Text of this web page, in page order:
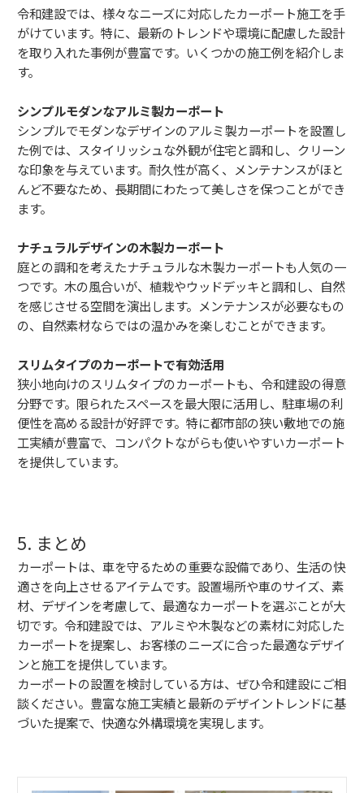
令和建設では、様々なニーズに対応したカーポート施工を手
がけています。特に、最新のトレンドや環境に配慮した設計
を取り入れた事例が豊富です。いくつかの施工例を紹介しま
す。
シンプルモダンなアルミ製カーポート
シンプルでモダンなデザインのアルミ製カーポートを設置し
た例では、スタイリッシュな外観が住宅と調和し、クリーン
な印象を与えています。耐久性が高く、メンテナンスがほと
んど不要なため、長期間にわたって美しさを保つことができ
ます。
ナチュラルデザインの木製カーポート
庭との調和を考えたナチュラルな木製カーポートも人気の一
つです。木の風合いが、植栽やウッドデッキと調和し、自然
を感じさせる空間を演出します。メンテナンスが必要なもの
の、自然素材ならではの温かみを楽しむことができます。
スリムタイプのカーポートで有効活用
狭小地向けのスリムタイプのカーポートも、令和建設の得意
分野です。限られたスペースを最大限に活用し、駐車場の利
便性を高める設計が好評です。特に都市部の狭い敷地での施
工実績が豊富で、コンパクトながらも使いやすいカーポート
を提供しています。
5. まとめ
カーポートは、車を守るための重要な設備であり、生活の快
適さを向上させるアイテムです。設置場所や車のサイズ、素
材、デザインを考慮して、最適なカーポートを選ぶことが大
切です。令和建設では、アルミや木製などの素材に対応した
カーポートを提案し、お客様のニーズに合った最適なデザイ
ンと施工を提供しています。
カーポートの設置を検討している方は、ぜひ令和建設にご相
談ください。豊富な施工実績と最新のデザイントレンドに基
づいた提案で、快適な外構環境を実現します。